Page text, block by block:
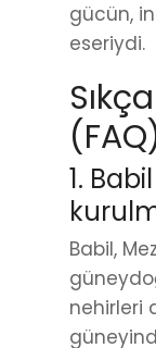
gücün,
eseriydi.
1.
Babil,
nehirleri